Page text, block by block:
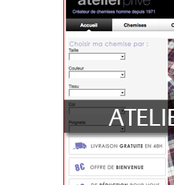
ATELIER PRIVE
En Mode Fashion
Codes promos